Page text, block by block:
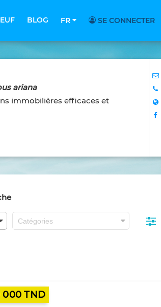
BLOG FR SE CONNECTER
ariana
immobilières efficaces et
000 TND